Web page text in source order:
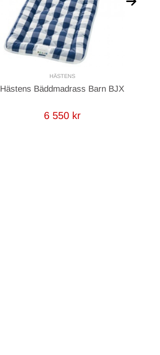
HÄSTENS
Hästens Bäddmadrass Barn BJX
6 550 kr